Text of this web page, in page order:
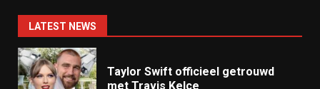
LATEST NEWS
Taylor Swift officieel getrouwd
met Travis Kelce